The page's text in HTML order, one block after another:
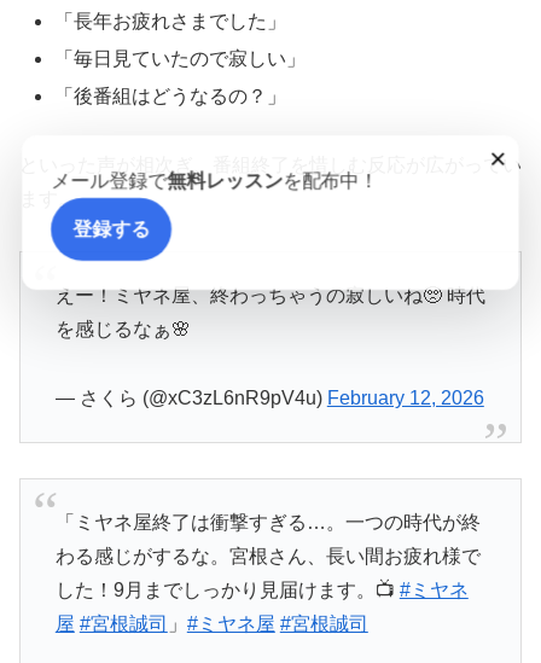
「長年お疲れさまでした」
「毎日見ていたので寂しい」
「後番組はどうなるの？」
といった声が相次ぎ、番組終了を惜しむ反応が広がってい
ます。
えー！ミヤネ屋、終わっちゃうの寂しいね🥺 時代
を感じるなぁ🌸
— さくら (@xC3zL6nR9pV4u) February 12, 2026
「ミヤネ屋終了は衝撃すぎる…。一つの時代が終
わる感じがするな。宮根さん、長い間お疲れ様で
した！9月までしっかり見届けます。📺 #ミヤネ
屋 #宮根誠司 」 #ミヤネ屋 #宮根誠司
×
メール登録で無料レッスンを配布中！
登録する